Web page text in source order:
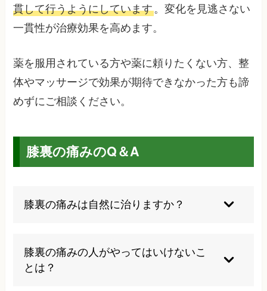
貫して行うようにしています。変化を見逃さない
一貫性が治療効果を高めます。
薬を服用されている方や薬に頼りたくない方、整
体やマッサージで効果が期待できなかった方も諦
めずにご相談ください。
膝裏の痛みのQ＆A
膝裏の痛みは自然に治りますか？
こともありますが、関節や靭帯の問題による痛み
は適切な治療が必要です。放置すると悪化する可
膝裏の痛みの人がやってはいけないこ
とは？